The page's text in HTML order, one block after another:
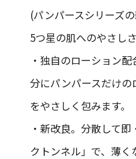
(パンパースシリーズ
5つ星の肌へのやさしさ
・独自のローション
分にパンパースだけ
をやさしく包みます。
・新改良。分散して
クトンネル」で、薄